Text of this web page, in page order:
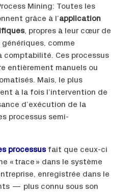
Mining: Toutes les
grâce à l’application
, propres à leur cœur de
comme
comptabilité. Ces processus
entièrement manuels ou
Mais, le plus
à la fois l’intervention de
d’exécution de la
processus semi-
processusfait que ceux-ci
« trace » dans le système
enregistrée dans le
— plus connu sous son